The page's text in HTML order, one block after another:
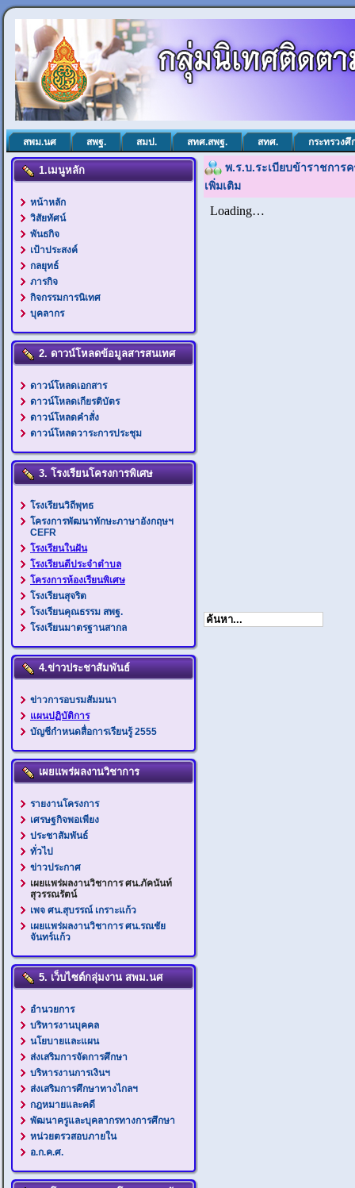
สพม.นศ สพฐ. สมป. สทศ.สพฐ. สทศ. กระทรวงศึ
1.เมนูหลัก
หน้าหลัก
วิสัยทัศน์
พันธกิจ
เป้าประสงค์
กลยุทธ์
ภารกิจ
กิจกรรมการนิเทศ
บุคลากร
2. ดาวน์โหลดข้อมูลสารสนเทศ
ดาวน์โหลดเอกสาร
ดาวน์โหลดเกียรติบัตร
ดาวน์โหลดคำสั่ง
ดาวน์โหลดวาระการประชุม
3. โรงเรียนโครงการพิเศษ
โรงเรียนวิถีพุทธ
โครงการพัฒนาทักษะภาษาอังกฤษฯ
CEFR
โรงเรียนในฝัน
โรงเรียนดีประจำตำบล
โครงการห้องเรียนพิเศษ
โรงเรียนสุจริต
โรงเรียนคุณธรรม สพฐ.
โรงเรียนมาตรฐานสากล
4.ข่าวประชาสัมพันธ์
ข่าวการอบรมสัมมนา
แผนปฏิบัติการ
บัญชีกำหนดสื่อการเรียนรู้ 2555
เผยแพร่ผลงานวิชาการ
รายงานโครงการ
เศรษฐกิจพอเพียง
ประชาสัมพันธ์
ทั่วไป
ข่าวประกาศ
เผยแพร่ผลงานวิชาการ ศน.ภัคนันท์
สุวรรณรัตน์
เพจ ศน.สุบรรณ์ เกราะแก้ว
เผยแพร่ผลงานวิชาการ ศน.รณชัย
จันทร์แก้ว
5. เว็บไซต์กลุ่มงาน สพม.นศ
อำนวยการ
บริหารงานบุคคล
นโยบายและแผน
ส่งเสริมการจัดการศึกษา
บริหารงานการเงินฯ
ส่งเสริมการศึกษาทางไกลฯ
กฎหมายและคดี
พัฒนาครูและบุคลากรทางการศึกษา
หน่วยตรวสอบภายใน
อ.ก.ค.ศ.
พ.ร.บ.ระเบียบข้าราชการ
เพิ่มเติม